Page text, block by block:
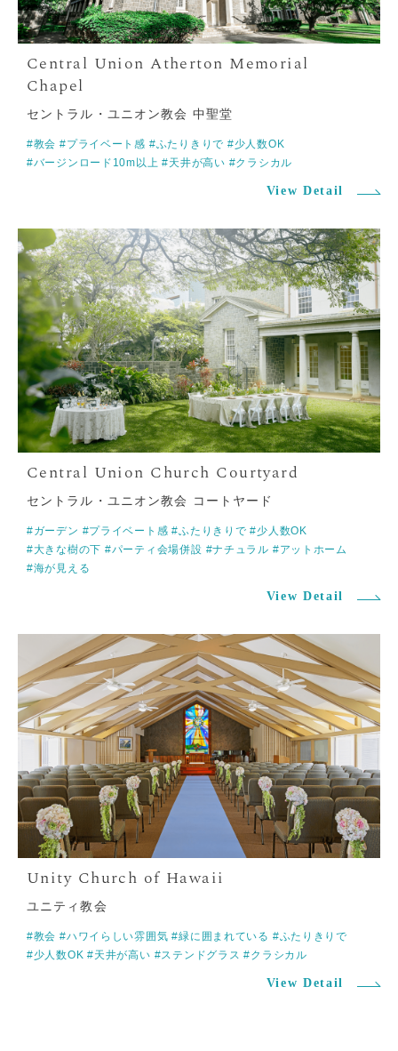
セントラル・ユニオン教会 中聖堂
#教会 #プライベート感 #ふたりきりで #少人数OK
#バージンロード10m以上 #天井が高い #クラシカル
View Detail
セントラル・ユニオン教会 コートヤード
#ガーデン #プライベート感 #ふたりきりで #少人数OK
#大きな樹の下 #パーティ会場併設 #ナチュラル #アットホーム
#海が見える
View Detail
ユニティ教会
#教会 #ハワイらしい雰囲気 #緑に囲まれている #ふたりきりで
#少人数OK #天井が高い #ステンドグラス #クラシカル
View Detail